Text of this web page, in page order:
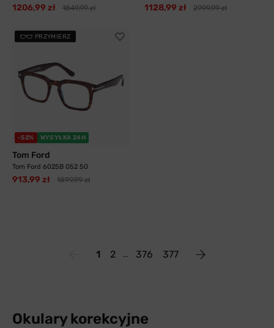
1206,99 zł 1849,99 zł 1128,99 zł 2999,99 zł
PRZYMIERZ
-52% WYSYŁKA 24H
Tom Ford
Tom Ford 6025B 052 50
913,99 zł 1899,99 zł
1 2 376 377
Okulary korekcyjne